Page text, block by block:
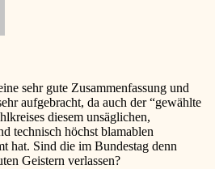
sehr gute Zusammenfassung und
aufgebracht, da auch der “gewählte
diesem unsäglichen,
technisch höchst blamablen
hat. Sind die im Bundestag denn
Geistern verlassen?